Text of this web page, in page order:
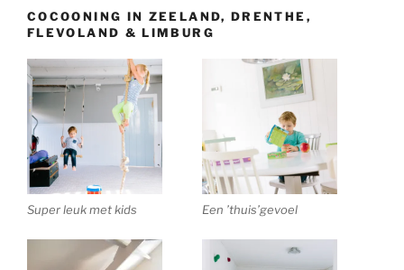
COCOONING IN ZEELAND, DRENTHE,
FLEVOLAND & LIMBURG
Super leuk met kids Een ’thuis’gevoel